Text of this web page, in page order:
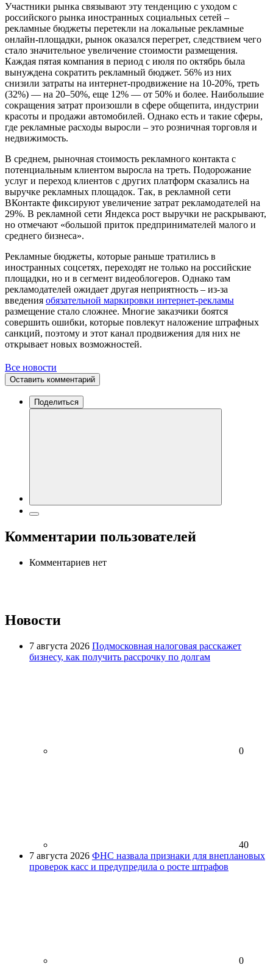
Участники рынка связывают эту тенденцию с уходом с
российского рынка иностранных социальных сетей –
рекламные бюджеты перетекли на локальные рекламные
онлайн-площадки, рынок оказался перегрет, следствием чего
стало значительное увеличение стоимости размещения.
Каждая пятая компания в период с июля по октябрь была
вынуждена сократить рекламный бюджет. 56% из них
снизили затраты на интернет-продвижение на 10-20%, треть
(32%) — на 20–50%, еще 12% — от 50% и более. Наибольшие
сокращения затрат произошли в сфере общепита, индустрии
красоты и продажи автомобилей. Однако есть и такие сферы,
где рекламные расходы выросли – это розничная торговля и
недвижимость.
В среднем, рыночная стоимость рекламного контакта с
потенциальным клиентом выросла на треть. Подорожание
услуг и переход клиентов с других платформ сказались на
выручке рекламных площадок. Так, в рекламной сети
ВКонтакте фиксируют увеличение затрат рекламодателей на
29%. В рекламной сети Яндекса рост выручки не раскрывают,
но отмечают «большой приток предпринимателей малого и
среднего бизнеса».
Рекламные бюджеты, которые раньше тратились в
иностранных соцсетях, переходят не только на российские
площадки, но и в сегмент видеоблогеров. Однако там
рекламодателей ожидает другая неприятность – из-за
введения обязательной маркировки интернет-рекламы
размещение стало сложнее. Многие заказчики боятся
совершить ошибки, которые повлекут наложение штрафных
санкций, поэтому и этот канал продвижения для них не
открывает новых возможностей.
Все новости
Оставить комментарий
Поделиться
Комментарии пользователей
Комментариев нет
Новости
7 августа 2026 Подмосковная налоговая расскажет
бизнесу, как получить рассрочку по долгам
0
40
7 августа 2026 ФНС назвала признаки для внеплановых
проверок касс и предупредила о росте штрафов
0